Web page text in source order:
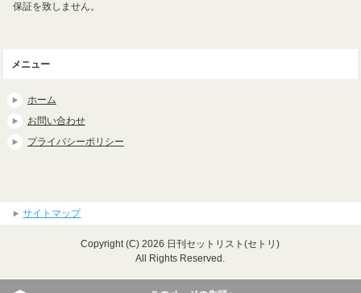
保証を致しません。
メニュー
ホーム
お問い合わせ
プライバシーポリシー
サイトマップ
Copyright (C) 2026 日刊セットリスト(セトリ)
All Rights Reserved.